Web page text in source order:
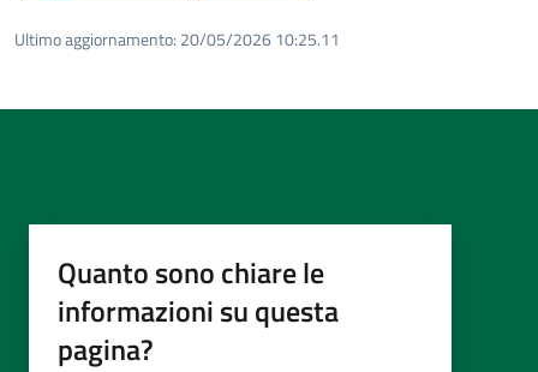
Ultimo aggiornamento: 20/05/2026 10:25.11
Quanto sono chiare le
informazioni su questa
pagina?